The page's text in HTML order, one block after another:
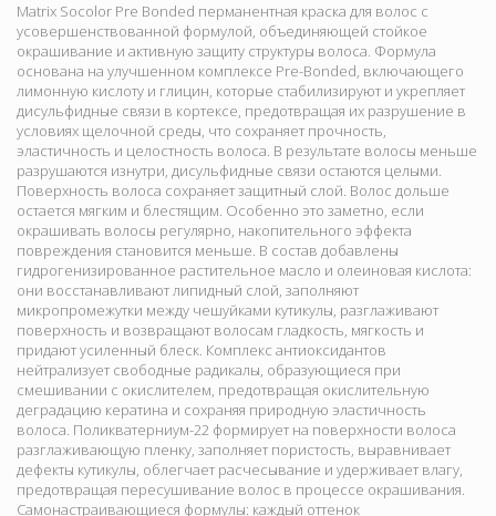
Matrix Socolor Pre Bonded перманентная краска для волос с
усовершенствованной формулой, объединяющей стойкое
окрашивание и активную защиту структуры волоса. Формула
основана на улучшенном комплексе Pre-Bonded, включающего
лимонную кислоту и глицин, которые стабилизируют и укрепляет
дисульфидные связи в кортексе, предотвращая их разрушение в
условиях щелочной среды, что сохраняет прочность,
эластичность и целостность волоса. В результате волосы меньше
разрушаются изнутри, дисульфидные связи остаются целыми.
Поверхность волоса сохраняет защитный слой. Волос дольше
остается мягким и блестящим. Особенно это заметно, если
окрашивать волосы регулярно, накопительного эффекта
повреждения становится меньше. В состав добавлены
гидрогенизированное растительное масло и олеиновая кислота:
они восстанавливают липидный слой, заполняют
микропромежутки между чешуйками кутикулы, разглаживают
поверхность и возвращают волосам гладкость, мягкость и
придают усиленный блеск. Комплекс антиоксидантов
нейтрализует свободные радикалы, образующиеся при
смешивании с окислителем, предотвращая окислительную
деградацию кератина и сохраняя природную эластичность
волоса. Поликватерниум-22 формирует на поверхности волоса
разглаживающую пленку, заполняет пористость, выравнивает
дефекты кутикулы, облегчает расчесывание и удерживает влагу,
предотвращая пересушивание волос в процессе окрашивания.
Самонастраивающиеся формулы: каждый оттенок